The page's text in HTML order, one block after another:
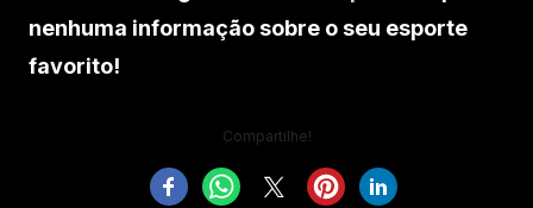
nenhuma informação sobre o seu esporte
favorito!
Compartilhe!